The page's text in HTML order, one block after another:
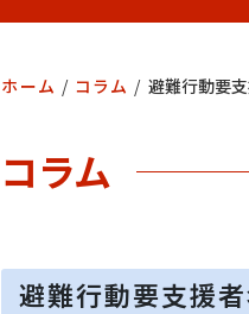
ホーム /コラム /避難行動要
コラム
避難行動要支援